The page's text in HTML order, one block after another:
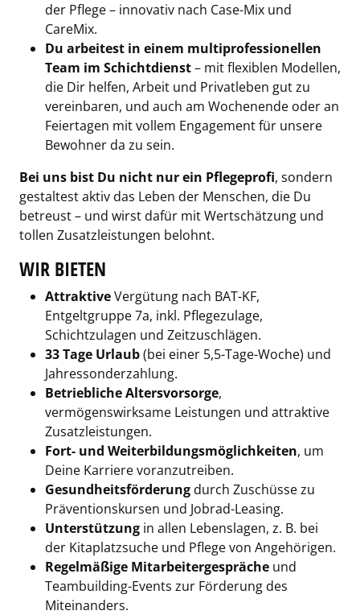
der Pflege – innovativ nach Case-Mix und
CareMix.
Du arbeitest in einem multiprofessionellen
Team im Schichtdienst– mit flexiblen Modellen,
die Dir helfen, Arbeit und Privatleben gut zu
vereinbaren, und auch am Wochenende oder an
Feiertagen mit vollem Engagement für unsere
Bewohner da zu sein.
Bei uns bist Du nicht nur ein Pflegeprofi, sondern
gestaltest aktiv das Leben der Menschen, die Du
betreust – und wirst dafür mit Wertschätzung und
tollen Zusatzleistungen belohnt.
WIR BIETEN
AttraktiveVergütung nach BAT-KF,
Entgeltgruppe 7a, inkl. Pflegezulage,
Schichtzulagen und Zeitzuschlägen.
33 Tage Urlaub(bei einer 5,5-Tage-Woche) und
Jahressonderzahlung.
Betriebliche Altersvorsorge,
vermögenswirksame Leistungen und attraktive
Zusatzleistungen.
Fort- und Weiterbildungsmöglichkeiten, um
Deine Karriere voranzutreiben.
Gesundheitsförderung durch Zuschüsse zu
Präventionskursen und Jobrad-Leasing.
Unterstützung in allen Lebenslagen, z. B. bei
der Kitaplatzsuche und Pflege von Angehörigen.
Regelmäßige Mitarbeitergespräche und
Teambuilding-Events zur Förderung des
Miteinanders.